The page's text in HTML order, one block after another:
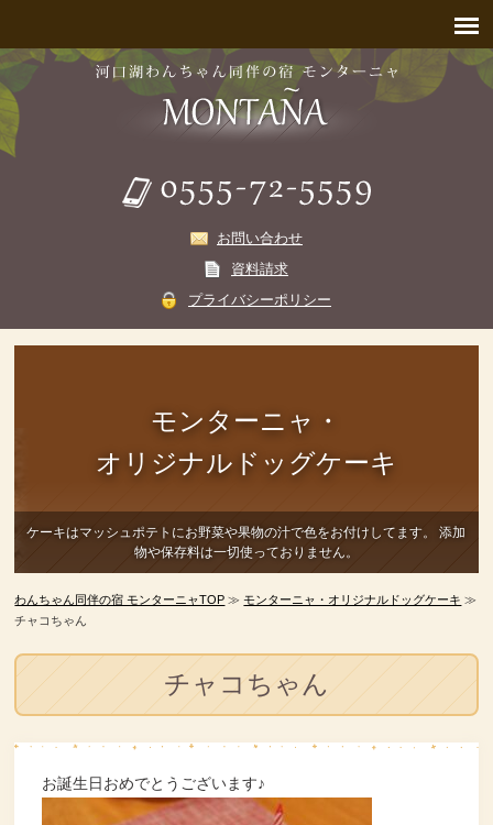
お問い合わせ
資料請求
プライバシーポリシー
モンターニャ・
オリジナルドッグケーキ
ケーキはマッシュポテトにお野菜や果物の汁で色をお付けしてます。
添加
物や保存料は一切使っておりません。
わんちゃん同伴の宿 モンターニャTOP ≫モンターニャ・オリジナルドッグケーキ ≫
チャコちゃん
チャコちゃん
お誕生日おめでとうございます♪